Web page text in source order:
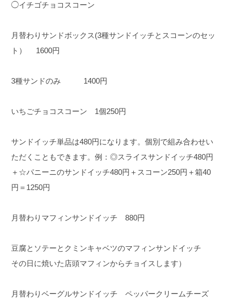
◯イチゴチョコスコーン
月替わりサンドボックス(3種サンドイッチとスコーンのセッ
ト） 1600円
3種サンドのみ 1400円
いちごチョコスコーン 1個250円
サンドイッチ単品は480円になります。個別で組み合わせい
ただくこともできます。例：◎スライスサンドイッチ480円
＋☆パニーニのサンドイッチ480円＋スコーン250円＋箱40
円＝1250円
月替わりマフィンサンドイッチ 880円
豆腐とソテーとクミンキャベツのマフィンサンドイッチ
その日に焼いた店頭マフィンからチョイスします）
月替わりベーグルサンドイッチ ペッパークリームチーズ